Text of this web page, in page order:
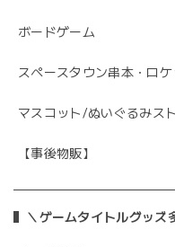
ボードゲーム
スペースタウン串本・ロ
マスコット/ぬいぐるみス
【事後物販】
＼ゲームタイトルグッズ